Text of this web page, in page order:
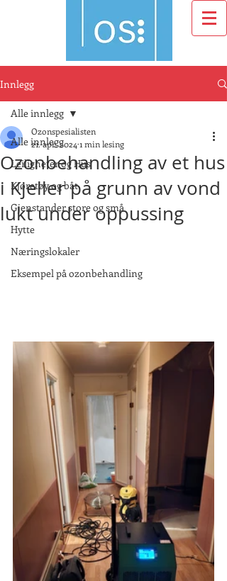
Innlegg
Alle innlegg
Leiligheter og Hus
Kjøretøy og båt
Gjenstander store og små
Hytte
Næringslokaler
Eksempel på ozonbehandling
Alle innlegg
Ozonbehandling av et hus
i Kjeller på grunn av vond
lukt under oppussing
Ozonspesialisten
21. apr. 2024 1 min lesing